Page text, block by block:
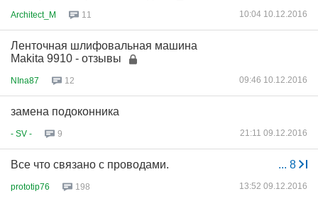
Architect_M 11 10:04 10.12.2016
Ленточная шлифовальная машина
Makita 9910 - отзывы
NIna87 12 09:46 10.12.2016
замена подоконника
- SV - 9 21:11 09.12.2016
... 8
Все что связано с проводами.
prototip76 198 13:52 09.12.2016